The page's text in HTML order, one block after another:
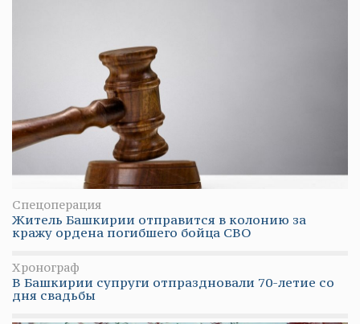
Спецоперация
Житель Башкирии отправится в колонию за
кражу ордена погибшего бойца СВО
Хронограф
В Башкирии супруги отпраздновали 70-летие со
дня свадьбы